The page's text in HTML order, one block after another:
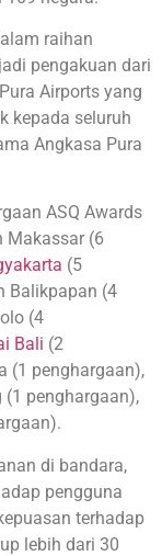
raihan
pengakuan dari
Airports yang
kepada seluruh
Angkasa Pura
ASQ Awards
Makassar (6
(5
Balikpapan (4
(4
Bali (2
(1 penghargaan),
(1 penghargaan),
di bandara,
pengguna
terhadap
lebih dari 30